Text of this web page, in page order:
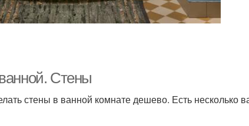
Стены
стены в ванной комнате дешево. Есть несколько